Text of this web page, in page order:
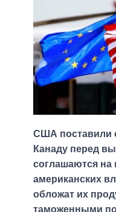
США поставили
Канаду перед
соглашаются на
американских
обложат их
таможенными